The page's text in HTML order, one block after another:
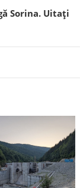
Sorina. Uitați